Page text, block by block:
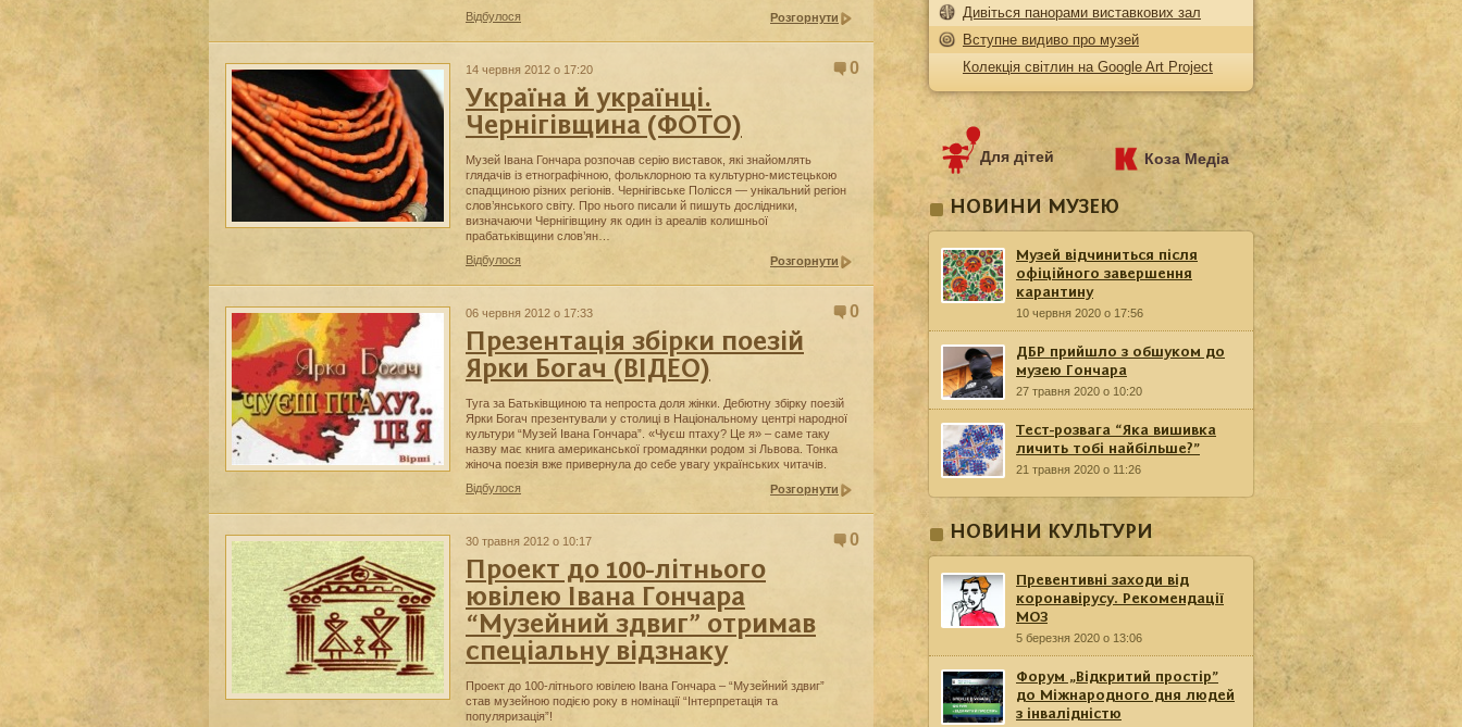
Відбулося
Розгорнути
14 червня 2012 о 17:20 0
Україна й українці.
Чернігівщина (ФОТО)
Музей Івана Гончара розпочав серію виставок, які знайомлять
глядачів із етнографічною, фольклорною та культурно-мистецькою
спадщиною різних регіонів. Чернігівське Полісся — унікальний регіон
слов’янського світу. Про нього писали й пишуть дослідники,
визначаючи Чернігівщину як один із ареалів колишньої
прабатьківщини слов’ян…
Відбулося
Розгорнути
06 червня 2012 о 17:33 0
Презентація збірки поезій
Ярки Богач (ВІДЕО)
Туга за Батьківщиною та непроста доля жінки. Дебютну збірку поезій
Ярки Богач презентували у столиці в Національному центрі народної
культури “Музей Івана Гончара”. «Чуєш птаху? Це я» – саме таку
назву має книга американської громадянки родом зі Львова. Тонка
жіноча поезія вже привернула до себе увагу українських читачів.
Відбулося
Розгорнути
30 травня 2012 о 10:17 0
Проект до 100-літнього
ювілею Івана Гончара
“Музейний здвиг” отримав
спеціальну відзнаку
Проект до 100-літнього ювілею Івана Гончара – “Музейний здвиг”
став музейною подією року в номінації “Інтерпретація та
популяризація”!
Дивіться панорами виставкових зал
Вступне видиво про музей
Колекція світлин на Google Art Project
Для дітей Коза Медіа
НОВИНИ МУЗЕЮ
Музей відчиниться після
офіційного завершення
карантину
10 червня 2020 о 17:56
ДБР прийшло з обшуком до
музею Гончара
27 травня 2020 о 10:20
Тест-розвага “Яка вишивка
личить тобі найбільше?”
21 травня 2020 о 11:26
НОВИНИ КУЛЬТУРИ
Превентивні заходи від
коронавірусу. Рекомендації
МОЗ
5 березня 2020 о 13:06
Форум „Відкритий простір”
до Міжнародного дня людей
з інвалідністю